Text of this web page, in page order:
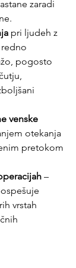
zaradi
pri ljudeh z
pogosto
venske
otekanja
pretokom
–
vrstah